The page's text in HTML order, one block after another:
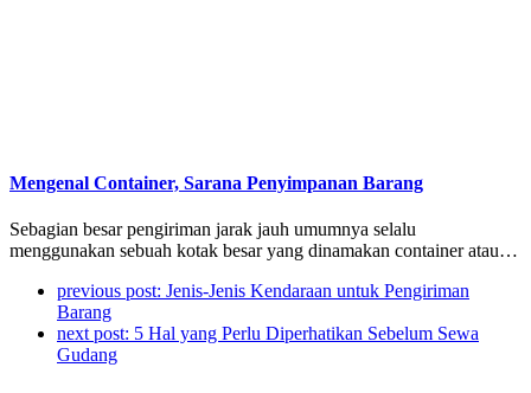
Mengenal Container, Sarana Penyimpanan Barang
Sebagian besar pengiriman jarak jauh umumnya selalu
menggunakan sebuah kotak besar yang dinamakan container atau…
previous post: Jenis-Jenis Kendaraan untuk Pengiriman
Barang
next post: 5 Hal yang Perlu Diperhatikan Sebelum Sewa
Gudang